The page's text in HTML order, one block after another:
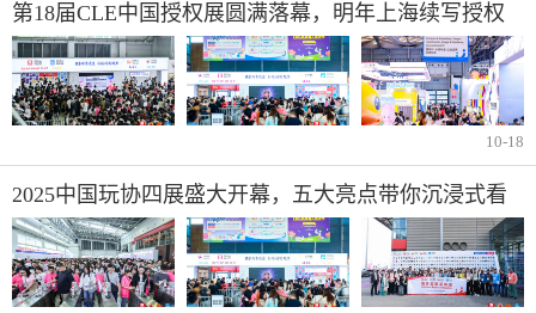
第18届CLE中国授权展圆满落幕，明年上海续写授权
新篇章
10-18
2025中国玩协四展盛大开幕，五大亮点带你沉浸式看
展